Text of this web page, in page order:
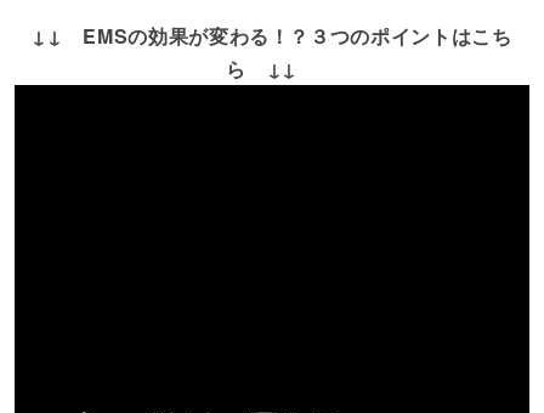
↓↓ EMSの効果が変わる！？３つのポイントはこち
ら ↓↓